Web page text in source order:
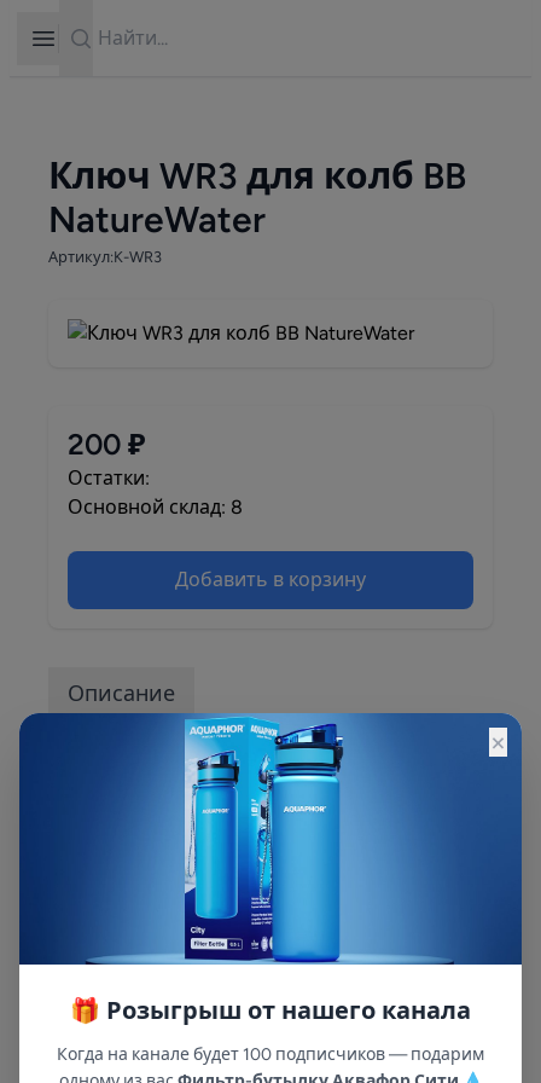
Open sidebar
Ключ WR3 для колб BB
NatureWater
Артикул:K-WR3
200 ₽
Остатки:
Основной склад: 8
Добавить в корзину
Описание
Ключ WR3 для колб BB NatureWater
предназначен для разборки/сборки колбы и
последующей замены картриджа. Ключ может
подходить для колб других производителей.
×
🎁 Розыгрыш от нашего канала
Когда на канале будет 100 подписчиков — подарим